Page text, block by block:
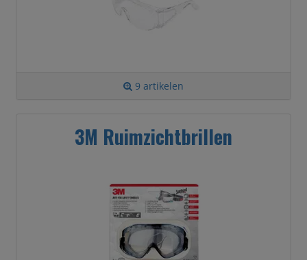
9 artikelen
3M Ruimzichtbrillen